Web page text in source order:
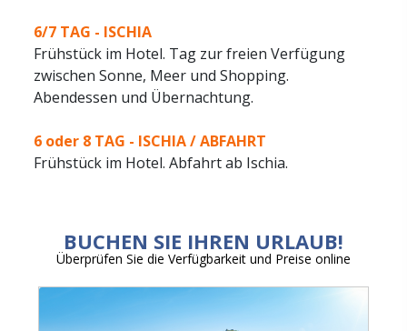
6/7 TAG - ISCHIA
Frühstück im Hotel. Tag zur freien Verfügung
zwischen Sonne, Meer und Shopping.
Abendessen und Übernachtung.
6 oder 8 TAG - ISCHIA / ABFAHRT
Frühstück im Hotel. Abfahrt ab Ischia.
BUCHEN SIE IHREN URLAUB!
Überprüfen Sie die Verfügbarkeit und Preise online